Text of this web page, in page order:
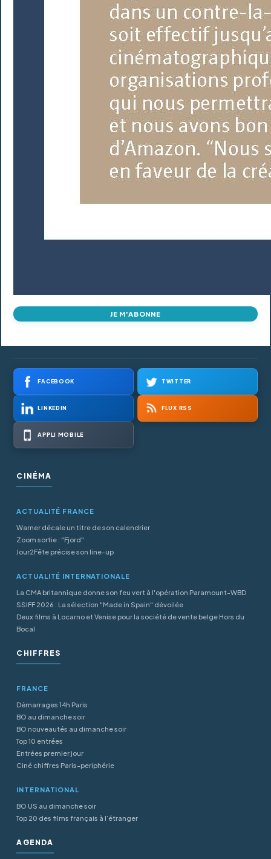
JE M'ABONNE
FACEBOOK TWITTER
LINKEDIN FLUX RSS
APPLI MOBILE
CINÉMA
ACTUALITÉ FRANCE
Warner décale un titre de son calendrier
Zoom sortie : "Fjord"
Jour2Fête précise son line-up
ACTUALITÉ INTERNATIONALE
La CMA britannique donne son feu vert à l'opération Paramount-WBD
SSIFF 2026 : La sélection "Made in Spain" dévoilée
Deux films à Locarno et Venise pour la société de vente belge Hors du
Bocal
CHIFFRES
FRANCE
Démarrages 14h Paris
BO au dimanche soir
BO nouveautés au dimanche soir
Top 10 entrées
Entrées premier jour
Ciné chiffres Paris-periphérie
INTERNATIONAL
BO US au dimanche soir
Top 20 des films français à l’étranger
AGENDA